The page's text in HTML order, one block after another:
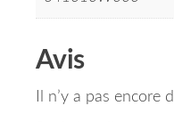
Avis
Il n’y a pas encore